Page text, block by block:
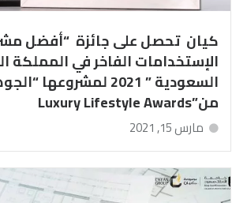
كيان تحصل على جائزة “أفضل
الإستخدامات الفاخر في المملكة
السعودية ” 2021 لمشروعها
من”Luxury Lifestyle Awards
مارس 15, 2021